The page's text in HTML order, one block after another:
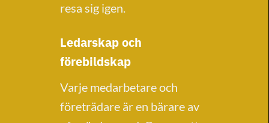
resa sig igen.
Ledarskap och
förebildskap
Varje medarbetare och
företrädare är en bärare av